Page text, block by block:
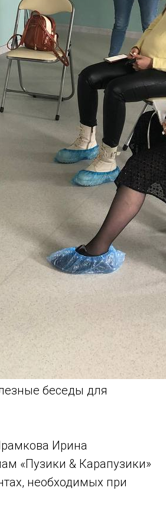
беседы для
Ирина
«Пузики & Карапузики»
необходимых при